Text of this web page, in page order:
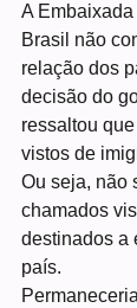
A
Brasil não
relação dos
decisão do
ressaltou
vistos de
Ou seja, não
chamados
destinados a
país.